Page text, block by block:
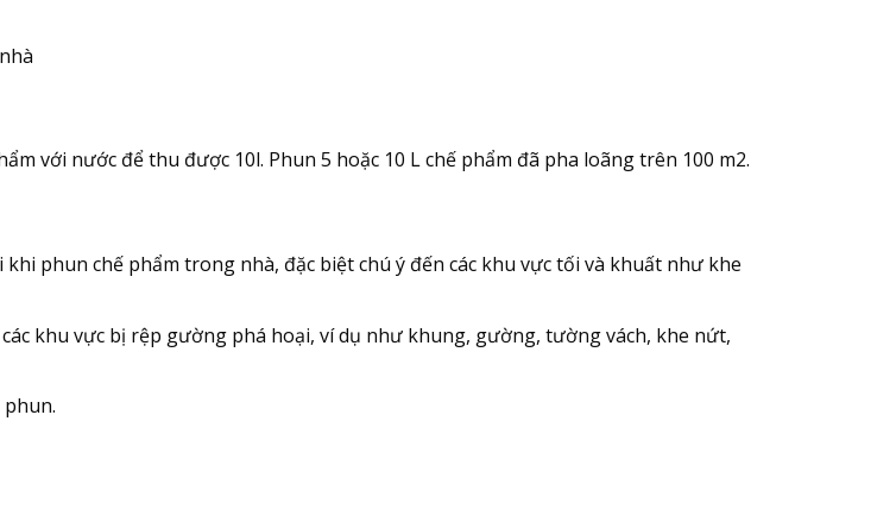
với nước để thu được 10l. Phun 5 hoặc 10 L chế phẩm đã pha loãng trên 100 m2.
phun chế phẩm trong nhà, đặc biệt chú ý đến các khu vực tối và khuất như khe
khu vực bị rệp gường phá hoại, ví dụ như khung, gường, tường vách, khe nứt,